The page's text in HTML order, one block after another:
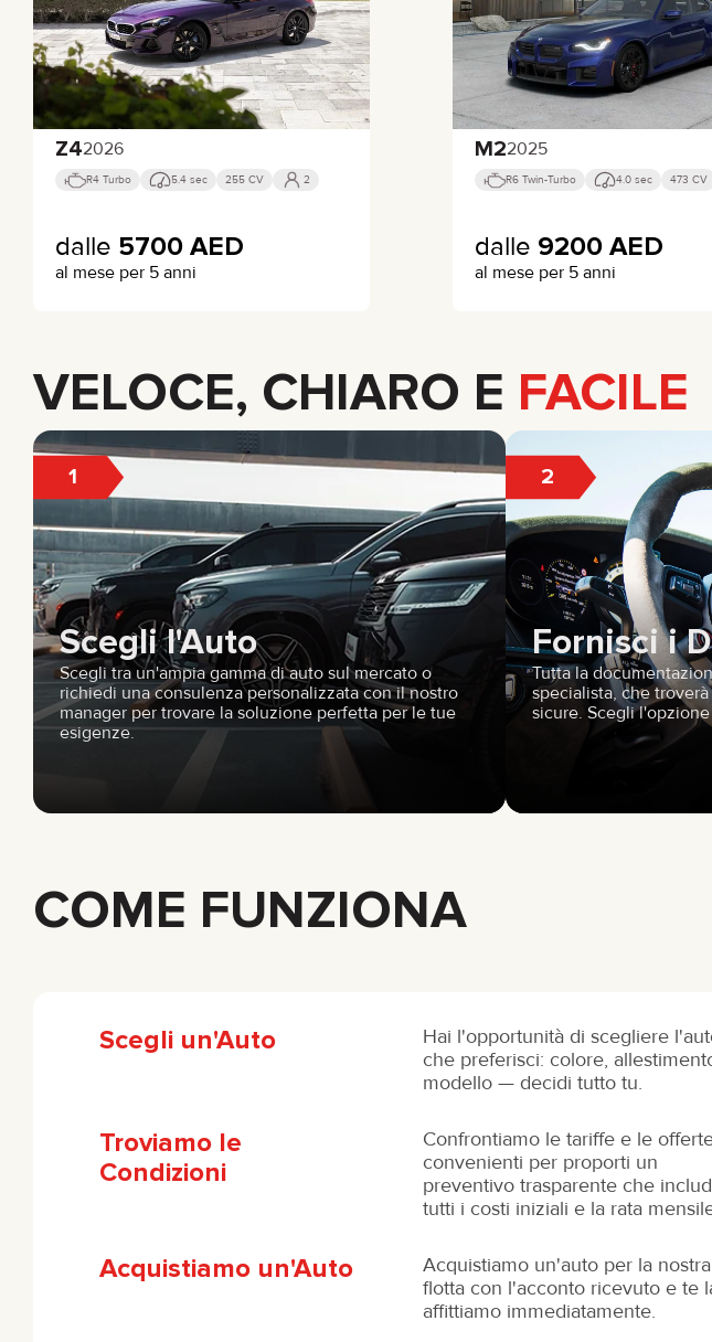
Z42026
R4 Turbo 5.4 sec 255 CV 2
dalle 5700 AED
al mese per 5 anni
M22025
R6 Twin-Turbo 4.0 sec 473 CV
dalle 9200 AED
al mese per 5 anni
VELOCE, CHIARO E FACILE
1
Scegli l'Auto
Scegli tra un'ampia gamma di auto sul mercato o
richiedi una consulenza personalizzata con il nostro
manager per trovare la soluzione perfetta per le tue
esigenze.
2
Fornisci i
Tutta la
specialista, che
sicure. Scegli
COME FUNZIONA
Scegli un'Auto
Hai l'opportunità di scegliere
che preferisci: colore,
modello — decidi tutto tu.
Troviamo le
Condizioni
Confrontiamo le tariffe e le
convenienti per proporti un
preventivo trasparente che
tutti i costi iniziali e la rata
Acquistiamo un'Auto
Acquistiamo un'auto per la nostra
flotta con l'acconto ricevuto e te
affittiamo immediatamente.